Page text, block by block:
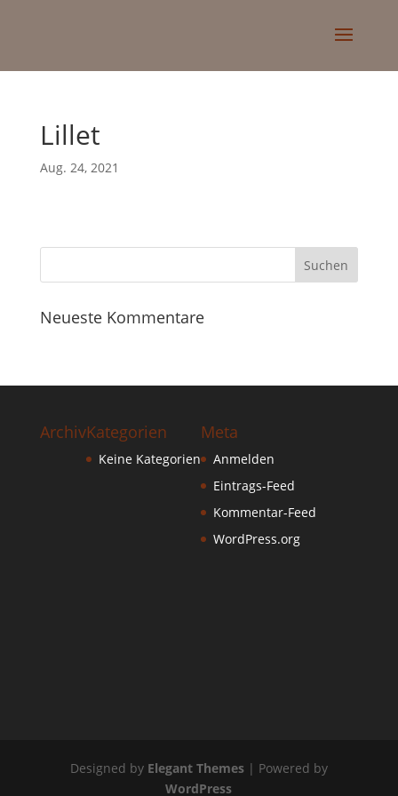
Lillet
Aug. 24, 2021
Neueste Kommentare
ArchivKategorien
Keine Kategorien
Meta
Anmelden
Eintrags-Feed
Kommentar-Feed
WordPress.org
Designed by Elegant Themes| Powered by
WordPress